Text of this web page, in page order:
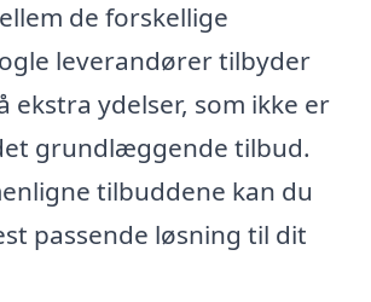
de forskellige
leverandører tilbyder
ekstra ydelser, som ikke er
grundlæggende tilbud.
tilbuddene kan du
passende løsning til dit